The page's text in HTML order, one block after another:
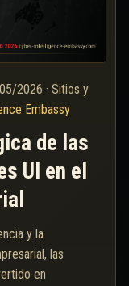
2026 · Sitios y
Embassy
de las
UI en el
y la
las
en